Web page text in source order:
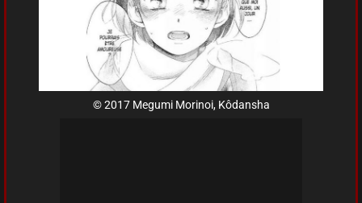
© 2017 Megumi Morinoi, Kôdansha